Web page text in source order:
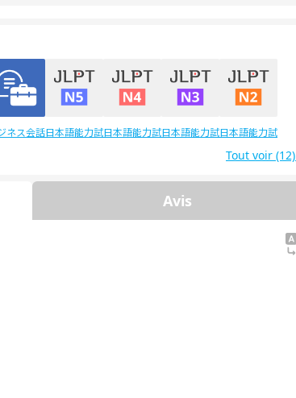
ネス会話日本語能力試日本語能力試日本語能力試日本語能力試
Tout voir (12)
Avis